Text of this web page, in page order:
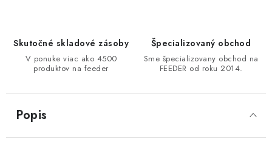
Skutočné skladové zásoby
V ponuke viac ako 4500
produktov na feeder
Špecializovaný obchod
Sme špecializovany obchod na
FEEDER od roku 2014.
Popis